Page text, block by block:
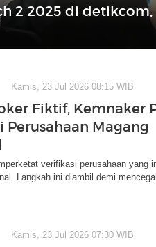
2 2025 di detikcom,
Kamis, 23 Jul 2026 08:15 WIB
Fiktif, Kemnaker
Perusahaan Magang
verifikasi perusahaan yang
Langkah ini diambil demi
Kamis, 23 Jul 2026 07:30 WIB